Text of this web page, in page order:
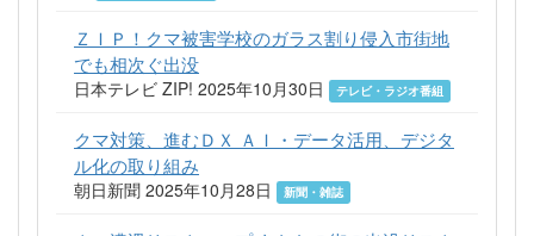
ＺＩＰ！クマ被害学校のガラス割り侵入市街地
でも相次ぐ出没
日本テレビ ZIP! 2025年10月30日 テレビ・ラジオ番組
クマ対策、進むＤＸ ＡＩ・データ活用、デジタ
ル化の取り組み
朝日新聞 2025年10月28日 新聞・雑誌